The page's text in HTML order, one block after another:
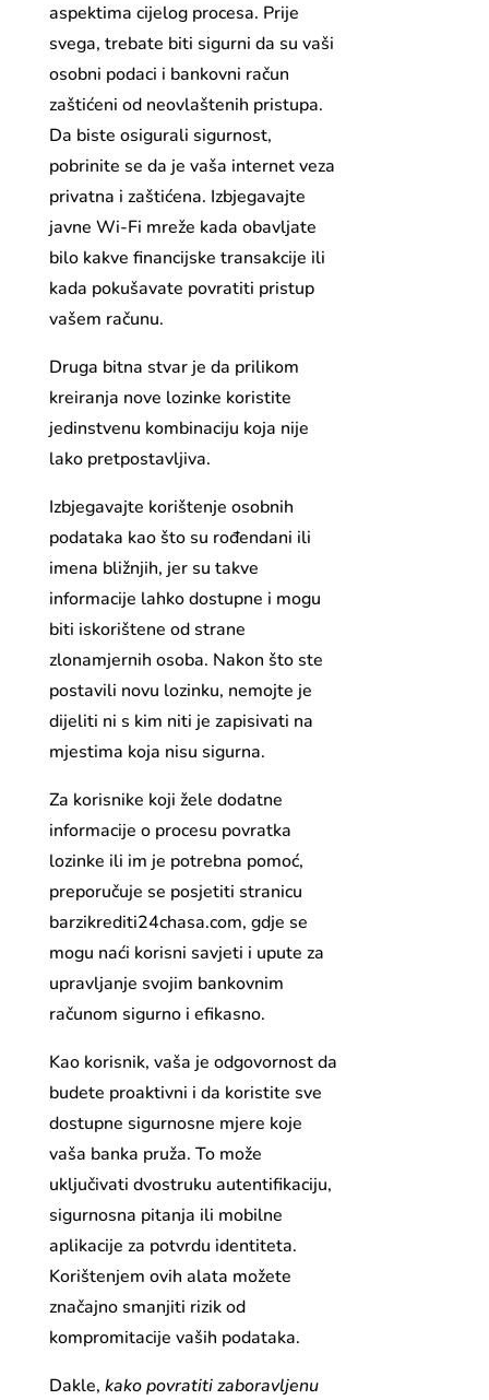
aspektima cijelog procesa. Prije
svega, trebate biti sigurni da su vaši
osobni podaci i bankovni račun
zaštićeni od neovlaštenih pristupa.
Da biste osigurali sigurnost,
pobrinite se da je vaša internet veza
privatna i zaštićena. Izbjegavajte
javne Wi-Fi mreže kada obavljate
bilo kakve financijske transakcije ili
kada pokušavate povratiti pristup
vašem računu.
Druga bitna stvar je da prilikom
kreiranja nove lozinke koristite
jedinstvenu kombinaciju koja nije
lako pretpostavljiva.
Izbjegavajte korištenje osobnih
podataka kao što su rođendani ili
imena bližnjih, jer su takve
informacije lahko dostupne i mogu
biti iskorištene od strane
zlonamjernih osoba. Nakon što ste
postavili novu lozinku, nemojte je
dijeliti ni s kim niti je zapisivati na
mjestima koja nisu sigurna.
Za korisnike koji žele dodatne
informacije o procesu povratka
lozinke ili im je potrebna pomoć,
preporučuje se posjetiti stranicu
barzikrediti24chasa.com, gdje se
mogu naći korisni savjeti i upute za
upravljanje svojim bankovnim
računom sigurno i efikasno.
Kao korisnik, vaša je odgovornost da
budete proaktivni i da koristite sve
dostupne sigurnosne mjere koje
vaša banka pruža. To može
uključivati dvostruku autentifikaciju,
sigurnosna pitanja ili mobilne
aplikacije za potvrdu identiteta.
Korištenjem ovih alata možete
značajno smanjiti rizik od
kompromitacije vaših podataka.
Dakle, kako povratiti zaboravljenu